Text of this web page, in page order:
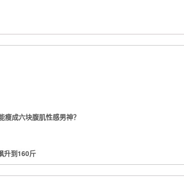
瘦成六块腹肌性感男神？
升到160斤